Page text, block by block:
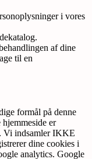
i vores
af dine
til en
formål på denne
er
Vi indsamler IKKE
dine cookies i
analytics. Google